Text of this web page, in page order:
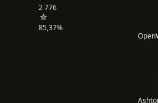
2 776
85,37%